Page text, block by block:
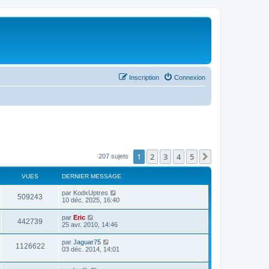
Connexion
Inscription
207 sujets 1 2 3 4 5
VUES DERNIER MESSAGE
509243 par KodxUptres
10 déc. 2025, 16:40
442739 par Eric
25 avr. 2010, 14:46
1126622 par Jaguar75
03 déc. 2014, 14:01